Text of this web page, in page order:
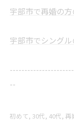
宇部市で再婚の
宇部市でシング
--
初めて 30代 40代 再